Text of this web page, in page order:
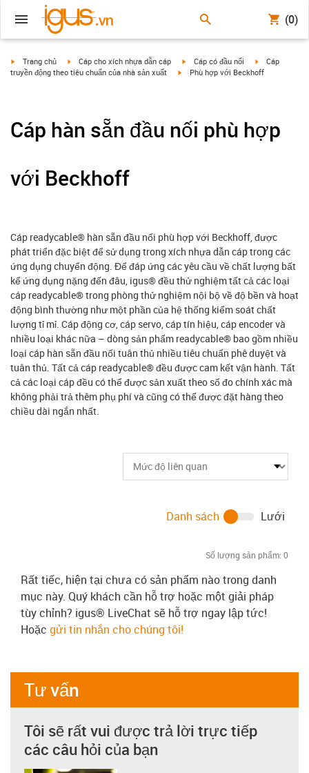
(0)
igus-icon-arrow-right
Trang chủ igus-icon-arrow-right
Cáp cho xích nhựa dẫn cáp igus-icon-arrow-right
Cáp có đầu nối igus-icon-
Cáp
truyền động theo tiêu chuẩn của nhà sản xuất
igus-icon-arrow-right
Phù hợp với Beckhoff
Cáp hàn sẵn đầu nối phù hợp
với Beckhoff
Cáp readycable® hàn sẵn đầu nối phù hợp với Beckhoff, được
phát triển đặc biệt để sử dụng trong xích nhựa dẫn cáp trong các
ứng dụng chuyển động. Để đáp ứng các yêu cầu về chất lượng bất
kể ứng dụng nặng đến đâu, igus® đều thử nghiệm tất cả các loại
cáp readycable® trong phòng thử nghiệm nội bộ về độ bền và hoạt
động bình thường như một phần của hệ thống kiểm soát chất
lượng tỉ mỉ. Cáp động cơ, cáp servo, cáp tín hiệu, cáp encoder và
nhiều loại khác nữa – dòng sản phẩm readycable® bao gồm nhiều
loại cáp hàn sẵn đầu nối tuân thủ nhiều tiêu chuẩn phê duyệt và
tuân thủ. Tất cả cáp readycable® đều được cam kết vận hành. Tất
cả các loại cáp đều có thể được sản xuất theo số đo chính xác mà
không phải trả thêm phụ phí và cũng có thể được đặt hàng theo
chiều dài ngắn nhất.
Số lượng sản phẩm: 0
Danh sách Lưới
Rất tiếc, hiện tại chưa có sản phẩm nào trong danh
mục này. Quý khách cần hỗ trợ hoặc một giải pháp
tùy chỉnh? igus® LiveChat sẽ hỗ trợ ngay lập tức!
Hoặc gửi tin nhắn cho chúng tôi!
Tư vấn
Tôi sẽ rất vui được trả lời trực tiếp
các câu hỏi của bạn